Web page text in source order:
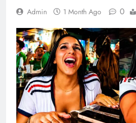
Admin 1 Month Ago 0